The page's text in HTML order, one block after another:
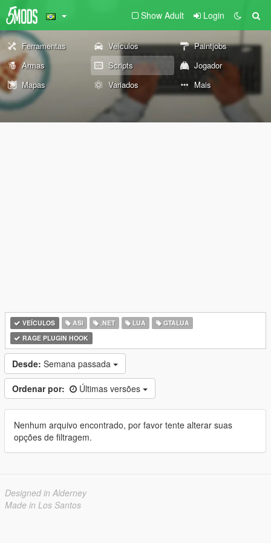
Show Adult Login
Ferramentas Veículos
Paintjobs
Armas
Scripts
Jogador
Mapas
Variados Mais
VEÍCULOS ASI .NET LUA
GTALUA
RAGE PLUGIN HOOK
Desde: Semana passada
Ordenar por: Últimas versões
Nenhum arquivo encontrado, por favor tente alterar suas
opções de filtragem.
Designed in Alderney
Made in Los Santos